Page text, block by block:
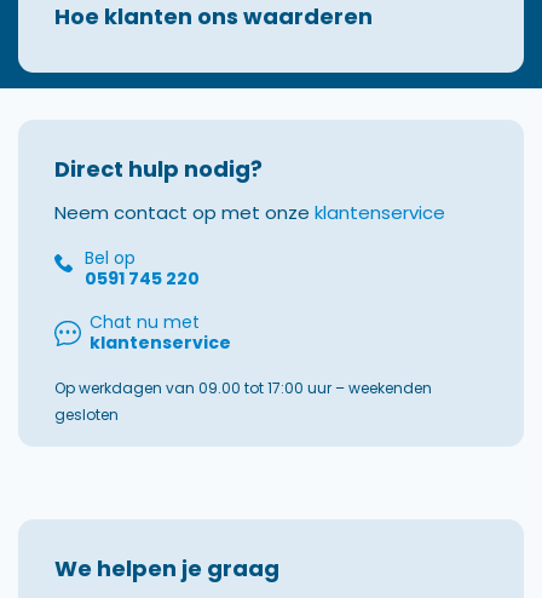
Hoe klanten ons waarderen
Direct hulp nodig?
Neem contact op met onze klantenservice
Bel op
0591 745 220
Chat nu met
klantenservice
Op werkdagen van 09.00 tot 17:00 uur – weekenden
gesloten
We helpen je graag